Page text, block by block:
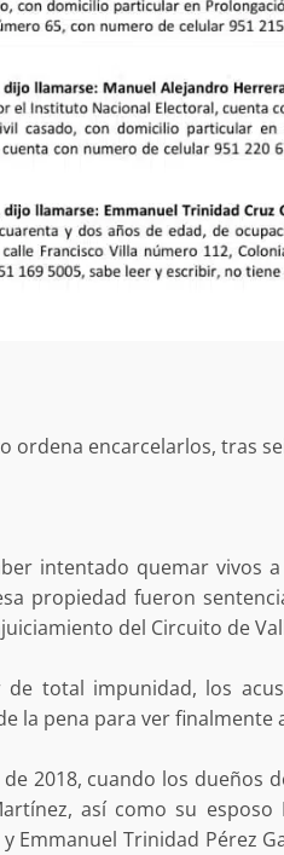
ordena encarcelarlos, tras
intentado quemar vivos
propiedad fueron
del Circuito de
total impunidad, los
la pena para ver finalmente
2018, cuando los dueños
así como su esposo
Emmanuel Trinidad Pérez
refuerza
en San Juan
de Seguridad
la vigilancia y
desaparecida
2025